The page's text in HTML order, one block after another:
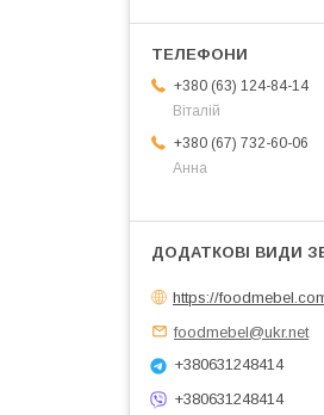
+380 (63) 124-84-14
Віталій
+380 (67) 732-60-06
Анна
https://
foodmebel@ukr.net
+380631248414
+380631248414